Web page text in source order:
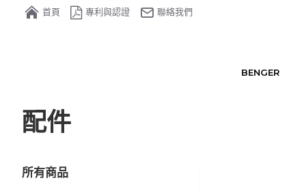
首頁 專利與認證 聯絡我們
BENGER
配件
所有商品